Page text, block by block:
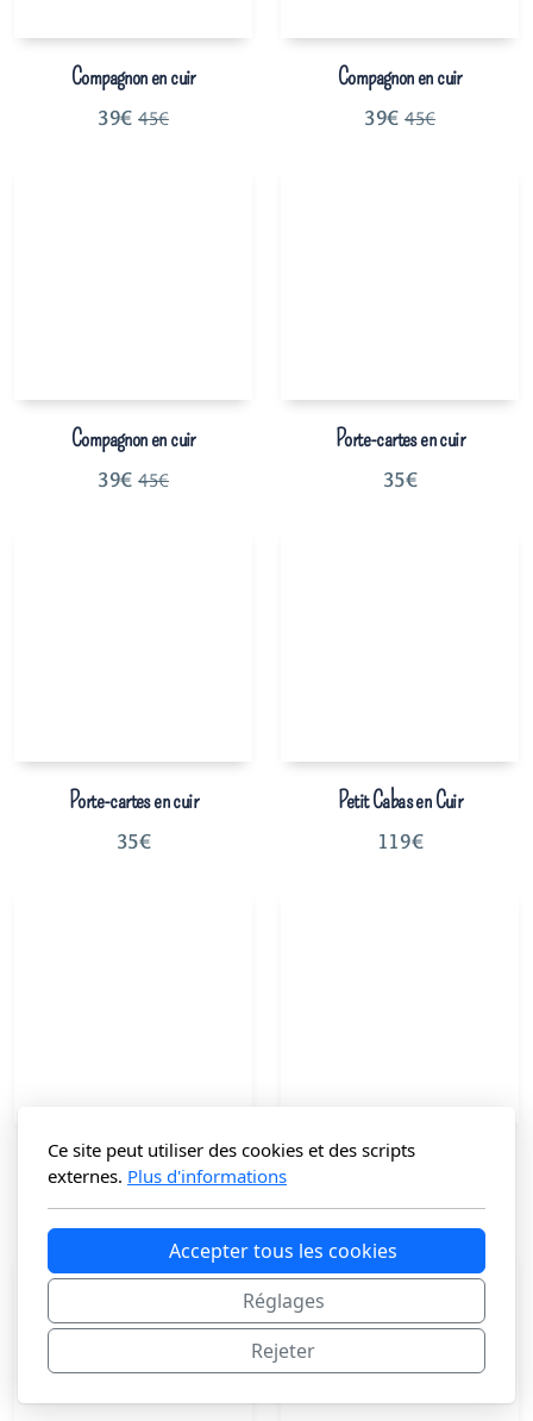
Compagnon en cuir
39€ 45€
Compagnon en cuir
39€ 45€
Compagnon en cuir
39€ 45€
Porte-cartes en cuir
35€
Porte-cartes en cuir
35€
Petit Cabas en Cuir
119€
Besace en cuir
99€
Cabas en Cuir KORBON
125€
Ce site peut utiliser des cookies et des scripts
externes. Plus d'informations
Accepter tous les cookies
Réglages
Rejeter